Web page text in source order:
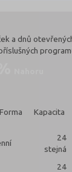
a dnů
Forma Kapacita
24
stejná
24